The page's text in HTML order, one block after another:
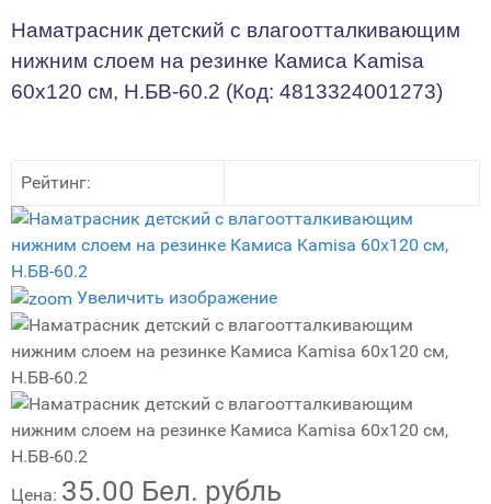
Наматрасник детский с влагоотталкивающим
нижним слоем на резинке Камиса Kamisa
60х120 см, Н.БВ-60.2 (Код: 4813324001273)
Рейтинг:
Увеличить изображение
Цена: 35.00 Бел. рубль